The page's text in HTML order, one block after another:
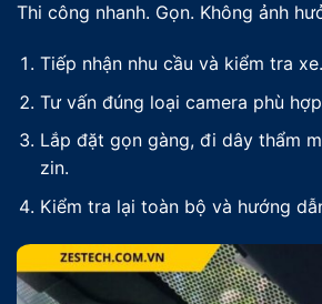
Thi công nhanh. Gọn. Không ảnh
Tiếp nhận nhu cầu và kiểm tra xe.
Tư vấn đúng loại camera phù
Lắp đặt gọn gàng, đi dây thẩm
zin.
Kiểm tra lại toàn bộ và hướng